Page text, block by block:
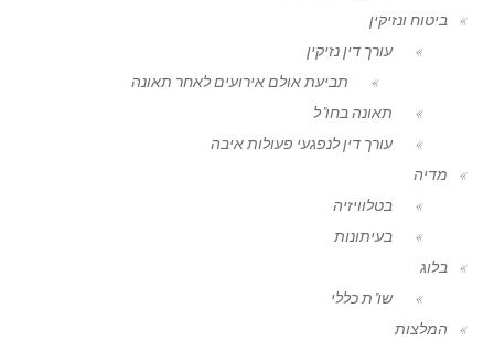
ביטוח ונזיקין
עורך דין נזיקין
תביעת אולם אירועים לאחר תאונה
תאונה בחו"ל
עורך דין לנפגעי פעולות איבה
מדיה
בטלוויזיה
בעיתונות
בלוג
שו"ת כללי
המלצות